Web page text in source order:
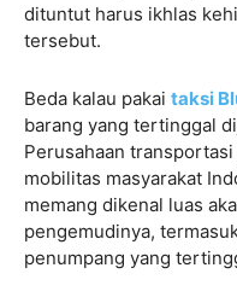
dituntut harus ikhlas
tersebut.
Beda kalau pakai taksi
barang yang tertinggal
Perusahaan
mobilitas masyarakat
memang dikenal luas
pengemudinya,
penumpang yang